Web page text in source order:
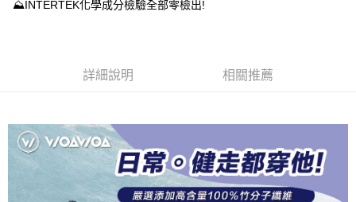
2.基於同意付款使用「大哥付你分期」之契約關係目的，商店將以您的個人
後付繳納相關費用。
２．關於個人資料處理事宜，請瀏覽以下網址：
https://aftee.tw/terms/#terms3
３．未成年的使用者請事先徵得法定代理人或監護人之同意方可使用
「AFTEE先享後付」，若未經同意申辦者引起之損失，本公司不負相關責
任。
順豐 查看運費
⛰INTERTEK化學成分檢驗全部零檢出!
詳細說明 相關推薦